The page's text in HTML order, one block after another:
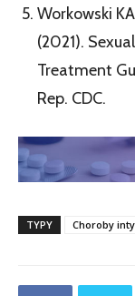
Workowski
(2021).
Treatment
Rep. CDC.
TYPY Choroby